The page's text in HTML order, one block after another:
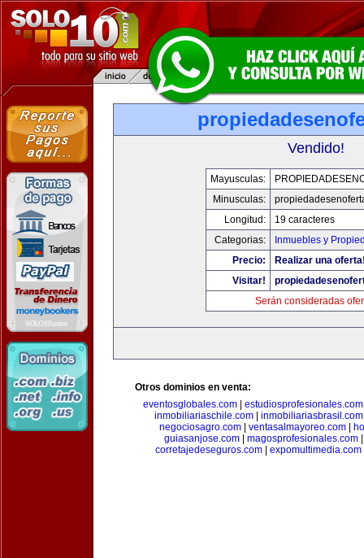
Vendido!
Mayusculas:
Minusculas:
Longitud:
19 caracteres
Categorias:
Inmuebles y
Precio:
Realizar una
Visitar!
Serán consideradas
Otros dominios en venta:
eventosglobales.com| estudiosprofesionales.com
inmobiliariaschile.com| inmobiliariasbrasil.com
negociosagro.com
ventasalmayoreo.com
guiasanjose.com| magosprofesionales.com
corretajedeseguros.com
expomultimedia.com